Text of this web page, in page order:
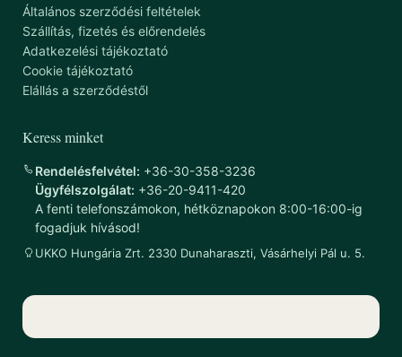
Általános szerződési feltételek
Szállítás, fizetés és előrendelés
Adatkezelési tájékoztató
Cookie tájékoztató
Elállás a szerződéstől
Keress minket
Rendelésfelvétel: +36-30-358-3236
Ügyfélszolgálat: +36-20-9411-420
A fenti telefonszámokon, hétköznapokon 8:00-16:00-ig
fogadjuk hívásod!
UKKO Hungária Zrt. 2330 Dunaharaszti, Vásárhelyi Pál u. 5.